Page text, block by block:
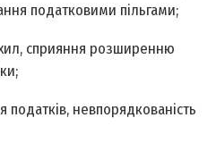
податковими пільгами;
сприяння розширенню
податків, невпорядкованість